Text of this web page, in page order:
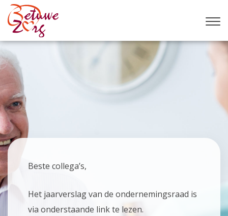
Beste collega’s,
Het jaarverslag van de ondernemingsraad is
via onderstaande link te lezen.